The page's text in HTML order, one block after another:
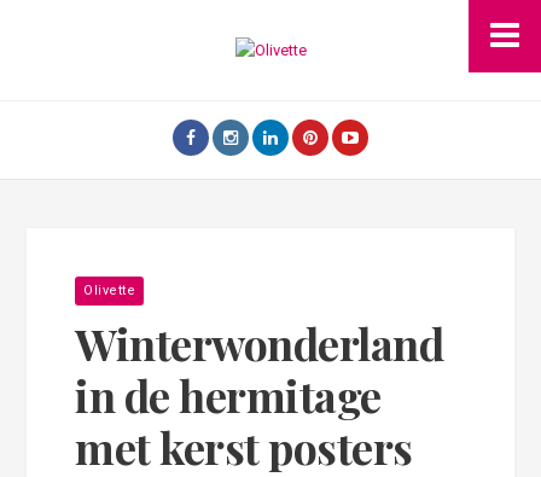
Olivette
Winterwonderland
in de hermitage
met kerst posters